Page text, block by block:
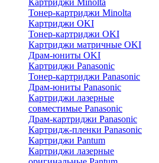
Картриджи Minolta
Тонер-картриджи Minolta
Картриджи OKI
Тонер-картриджи OKI
Картриджи матричные OKI
Драм-юниты OKI
Картриджи Panasonic
Тонер-картриджи Panasonic
Драм-юниты Panasonic
Картриджи лазерные
совместимые Panasonic
Драм-картриджи Panasonic
Картридж-пленки Panasonic
Картриджи Pantum
Картриджи лазерные